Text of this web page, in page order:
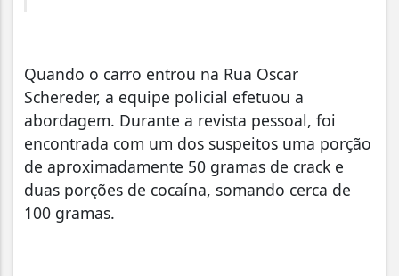
Quando o carro entrou na Rua Oscar
Schereder, a equipe policial efetuou a
abordagem. Durante a revista pessoal, foi
encontrada com um dos suspeitos uma porção
de aproximadamente 50 gramas de crack e
duas porções de cocaína, somando cerca de
100 gramas.